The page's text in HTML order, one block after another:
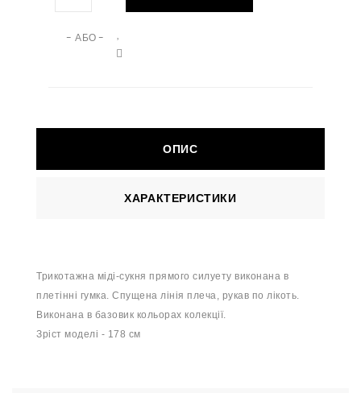
- АБО -
ОПИС
ХАРАКТЕРИСТИКИ
Трикотажна міді-сукня прямого силуету виконана в
плетінні гумка. Спущена лінія плеча, рукав по лікоть.
Виконана в базовик кольорах колекції.
Зріст моделі - 178 см